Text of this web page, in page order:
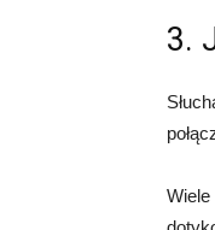
3.
Wiele